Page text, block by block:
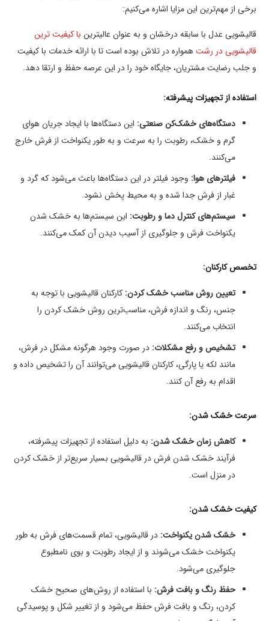
برخی از مهم‌ترین این مزایا اشاره می‌کنیم:
قالیشویی عدل با سابقه درخشان و به عنوان عالیترین با کیفیت ترین
قالیشویی در رشتهمواره در تلاش بوده است تا با ارائه خدمات با کیفیت
و جلب رضایت مشتریان، جایگاه خود را در این عرصه حفظ و ارتقا دهد.
استفاده از تجهیزات پیشرفته:
دستگاه‌های خشک‌کن صنعتی: این دستگاه‌ها با ایجاد جریان هوای
گرم و خشک، رطوبت را به سرعت و به طور یکنواخت از فرش خارج
می‌کنند.
فیلترهای هوا: وجود فیلتر در این دستگاه‌ها باعث می‌شود که گرد و
غبار از فرش جدا شده و به محیط پخش نشود.
سیستم‌های کنترل دما و رطوبت: این سیستم‌ها به خشک شدن
یکنواخت فرش و جلوگیری از آسیب دیدن آن کمک می‌کنند.
تخصص کارکنان:
تعیین روش مناسب خشک کردن: کارکنان قالیشویی با توجه به
جنس، رنگ و اندازه فرش، مناسب‌ترین روش خشک کردن را
انتخاب می‌کنند.
تشخیص و رفع مشکلات: در صورت وجود هرگونه مشکل در فرش،
مانند لکه یا پارگی، کارکنان قالیشویی می‌توانند آن را تشخیص داده و
اقدام به رفع آن کنند.
سرعت خشک شدن:
کاهش زمان خشک شدن: به دلیل استفاده از تجهیزات پیشرفته،
فرآیند خشک شدن فرش در قالیشویی بسیار سریع‌تر از خشک کردن
در منزل است.
کیفیت خشک شدن:
خشک شدن یکنواخت: در قالیشویی، تمام قسمت‌های فرش به طور
یکنواخت خشک می‌شوند و از ایجاد رطوبت و بوی نامطبوع
جلوگیری می‌شود.
حفظ رنگ و بافت فرش: با استفاده از روش‌های صحیح خشک
کردن، رنگ و بافت فرش حفظ می‌شود و از تغییر شکل و پوسیدگی